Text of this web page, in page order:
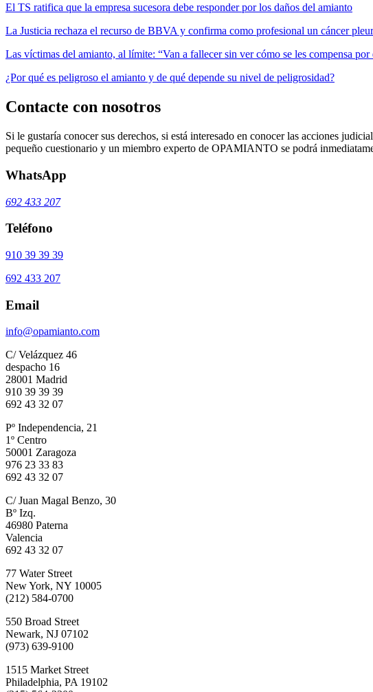
El TS ratifica que la empresa sucesora debe responder por los daños del amianto
La Justicia rechaza el recurso de BBVA y confirma como profesional un cáncer
Las víctimas del amianto, al límite: “Van a fallecer sin ver cómo se les compensa
¿Por qué es peligroso el amianto y de qué depende su nivel de peligrosidad?
Contacte con nosotros
Si le gustaría conocer sus derechos, si está interesado en conocer las acciones
pequeño cuestionario y un miembro experto de OPAMIANTO se podrá
WhatsApp
692 433 207
Teléfono
910 39 39 39
692 433 207
Email
info@opamianto.com
C/ Velázquez 46
despacho 16
28001 Madrid
910 39 39 39
692 43 32 07
Pº Independencia, 21
1º Centro
50001 Zaragoza
976 23 33 83
692 43 32 07
C/ Juan Magal Benzo, 30
Bº Izq.
46980 Paterna
Valencia
692 43 32 07
77 Water Street
New York, NY 10005
(212) 584-0700
550 Broad Street
Newark, NJ 07102
(973) 639-9100
1515 Market Street
Philadelphia, PA 19102